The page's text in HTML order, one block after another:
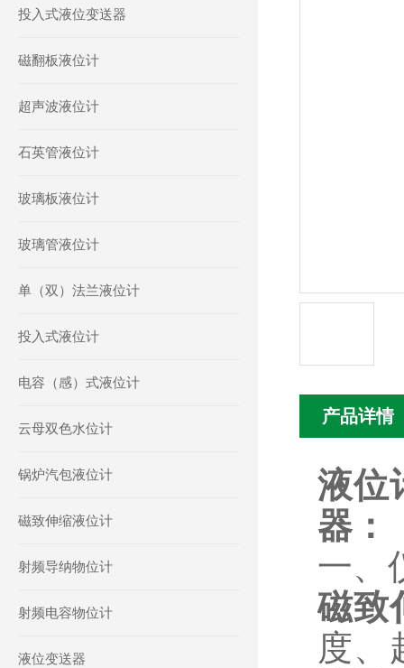
投入式液位变送器
磁翻板液位计
超声波液位计
石英管液位计
玻璃板液位计
玻璃管液位计
单（双）法兰液位计
投入式液位计
电容（感）式液位计
云母双色水位计
锅炉汽包液位计
磁致伸缩液位计
射频导纳物位计
射频电容物位计
液位变送器
产品详情
液位
器：
一、
磁致
度、